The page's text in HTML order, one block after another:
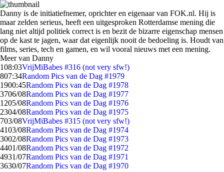
Danny is de initiatiefnemer, oprichter en eigenaar van FOK.nl. Hij is
maar zelden serieus, heeft een uitgesproken Rotterdamse mening die
lang niet altijd politiek correct is en bezit de bizarre eigenschap mensen
op de kast te jagen, waar dat eigenlijk nooit de bedoeling is. Houdt van
films, series, tech en gamen, en wil vooral nieuws met een mening.
Meer van Danny
108:03VrijMiBabes #316 (not very sfw!)
807:34Random Pics van de Dag #1979
1900:45Random Pics van de Dag #1978
3706/08Random Pics van de Dag #1977
1205/08Random Pics van de Dag #1976
2304/08Random Pics van de Dag #1975
703/08VrijMiBabes #315 (not very sfw!)
4103/08Random Pics van de Dag #1974
3002/08Random Pics van de Dag #1973
4401/08Random Pics van de Dag #1972
4931/07Random Pics van de Dag #1971
3630/07Random Pics van de Dag #1970